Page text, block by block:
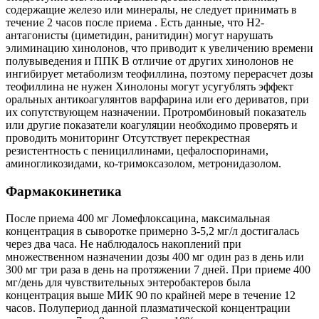
содержащие железо или минералы, не следует принимать в
течение 2 часов после приема . Есть данные, что Н2-
антагонисты (циметидин, ранитидин) могут нарушать
элиминацию хинолонов, что приводит к увеличению времени
полувыведения и ППК В отличие от других хинолонов не
ингибирует метаболизм теофиллина, поэтому перерасчет дозы
теофиллина не нужен Хинолоны могут усугублять эффект
оральных антикоагулянтов варфарина или его дериватов, при
их сопутствующем назначении. Протромбиновый показатель
или другие показатели коагуляции необходимо проверять и
проводить мониторинг Отсутствует перекрестная
резистентность с пенициллинами, цефалоспоринами,
аминогликозидами, ко-тримоксазолом, метронидазолом.
Фармакокинетика
После приема 400 мг Ломефлоксацина, максимальная
концентрация в сыворотке примерно 3-5,2 мг/л достигалась
через два часа. Не наблюдалось накоплений при
множественном назначении дозы 400 мг один раз в день или
300 мг три раза в день на протяжении 7 дней. При приеме 400
мг/день для чувствительных энтеробактеров была
концентрация выше МИК 90 по крайней мере в течение 12
часов. Полупериод данной плазматической концентрации